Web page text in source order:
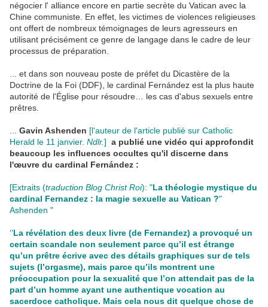
négocier l' alliance encore en partie secrète du Vatican avec la
Chine communiste. En effet, les victimes de violences religieuses
ont offert de nombreux témoignages de leurs agresseurs en
utilisant précisément ce genre de langage dans le cadre de leur
processus de préparation.
et dans son nouveau poste de préfet du Dicastère de la
Doctrine de la Foi (DDF), le cardinal Fernández est la plus haute
autorité de l'Église pour résoudre… les cas d'abus sexuels entre
prêtres.
Gavin Ashenden [l'auteur de l'article publié sur Catholic
Herald le 11 janvier. Ndlr.] a publié une vidéo qui approfondit
beaucoup les influences occultes qu'il discerne dans
l'œuvre du cardinal Fernández :
[Extraits (traduction Blog Christ Roi): "La théologie mystique du
cardinal Fernandez : la magie sexuelle au Vatican ?"
Ashenden "
‘’La révélation des deux livre (de Fernandez) a provoqué un
certain scandale non seulement parce qu’il est étrange
qu’un prêtre écrive avec des détails graphiques sur de tels
sujets (l’orgasme), mais parce qu’ils montrent une
préoccupation pour la sexualité que l’on attendait pas de la
part d’un homme ayant une authentique vocation au
sacerdoce catholique. Mais cela nous dit quelque chose de